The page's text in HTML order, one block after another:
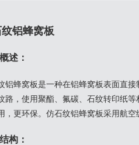
铝蜂窝板
述：
铝蜂窝板是一种在铝蜂窝板表面直
路，使用聚酯、氟碳、石纹转印纸
，更环保。仿石纹铝蜂窝板采用航
构：